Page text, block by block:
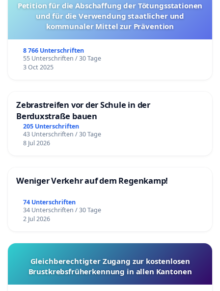
Petition für die Abschaffung der Tötungsstationen
und für die Verwendung staatlicher und
kommunaler Mittel zur Prävention
8 766 Unterschriften
55 Unterschriften / 30 Tage
3 Oct 2025
Zebrastreifen vor der Schule in der
Berduxstraße bauen
205 Unterschriften
43 Unterschriften / 30 Tage
8 Jul 2026
Weniger Verkehr auf dem Regenkamp!
74 Unterschriften
34 Unterschriften / 30 Tage
2 Jul 2026
Gleichberechtigter Zugang zur kostenlosen
Brustkrebsfrüherkennung in allen Kantonen